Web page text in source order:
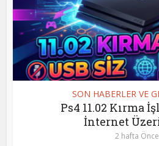
SON HABERLER VE
Ps4 11.02 Kırma
İnternet
2 hafta Önce